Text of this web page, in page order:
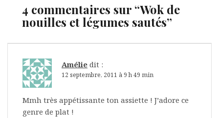
4 commentaires sur “Wok de
nouilles et légumes sautés”
Amélie dit :
12 septembre, 2011 à 9 h 49 min
Mmh très appétissante ton assiette ! J’adore ce
genre de plat !